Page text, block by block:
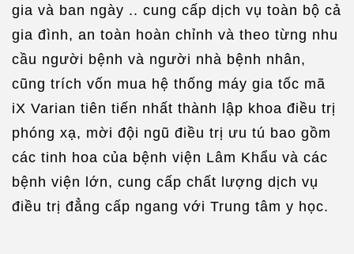
gia và ban ngày .. cung cấp dịch vụ toàn bộ cả
gia đình, an toàn hoàn chỉnh và theo từng nhu
cầu người bệnh và người nhà bệnh nhân,
cũng trích vốn mua hệ thống máy gia tốc mã
iX Varian tiên tiến nhất thành lập khoa điều trị
phóng xạ, mời đội ngũ điều trị ưu tú bao gồm
các tinh hoa của bệnh viện Lâm Khẩu và các
bệnh viện lớn, cung cấp chất lượng dịch vụ
điều trị đẳng cấp ngang với Trung tâm y học.